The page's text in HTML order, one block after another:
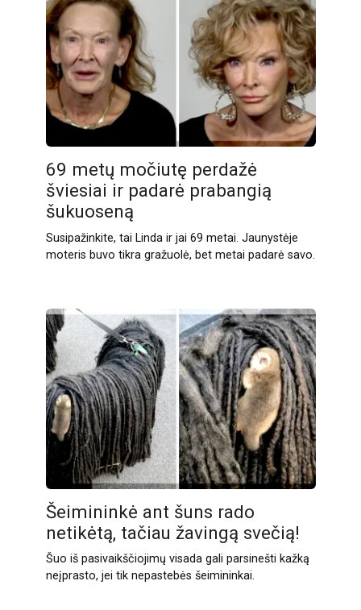
69 metų močiutę perdažė
šviesiai ir padarė prabangią
šukuoseną
Susipažinkite, tai Linda ir jai 69 metai. Jaunystėje
moteris buvo tikra gražuolė, bet metai padarė savo.
Šeimininkė ant šuns rado
netikėtą, tačiau žavingą svečią!
Šuo iš pasivaikščiojimų visada gali parsinešti kažką
neįprasto, jei tik nepastebės šeimininkai.